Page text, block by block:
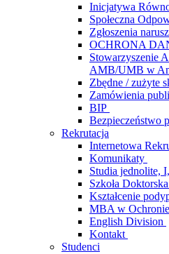
Inicjatywa
Społeczna
Zgłoszenia
OCHRONA
Stowarzyszenie
AMB/UMB w
Zbędne / zużyte
Zamówienia
BIP
Bezpieczeństwo
Rekrutacja
Internetowa
Komunikaty
Studia jednolite,
Szkoła Doktorska
Kształcenie
MBA w
English Division
Kontakt
Studenci